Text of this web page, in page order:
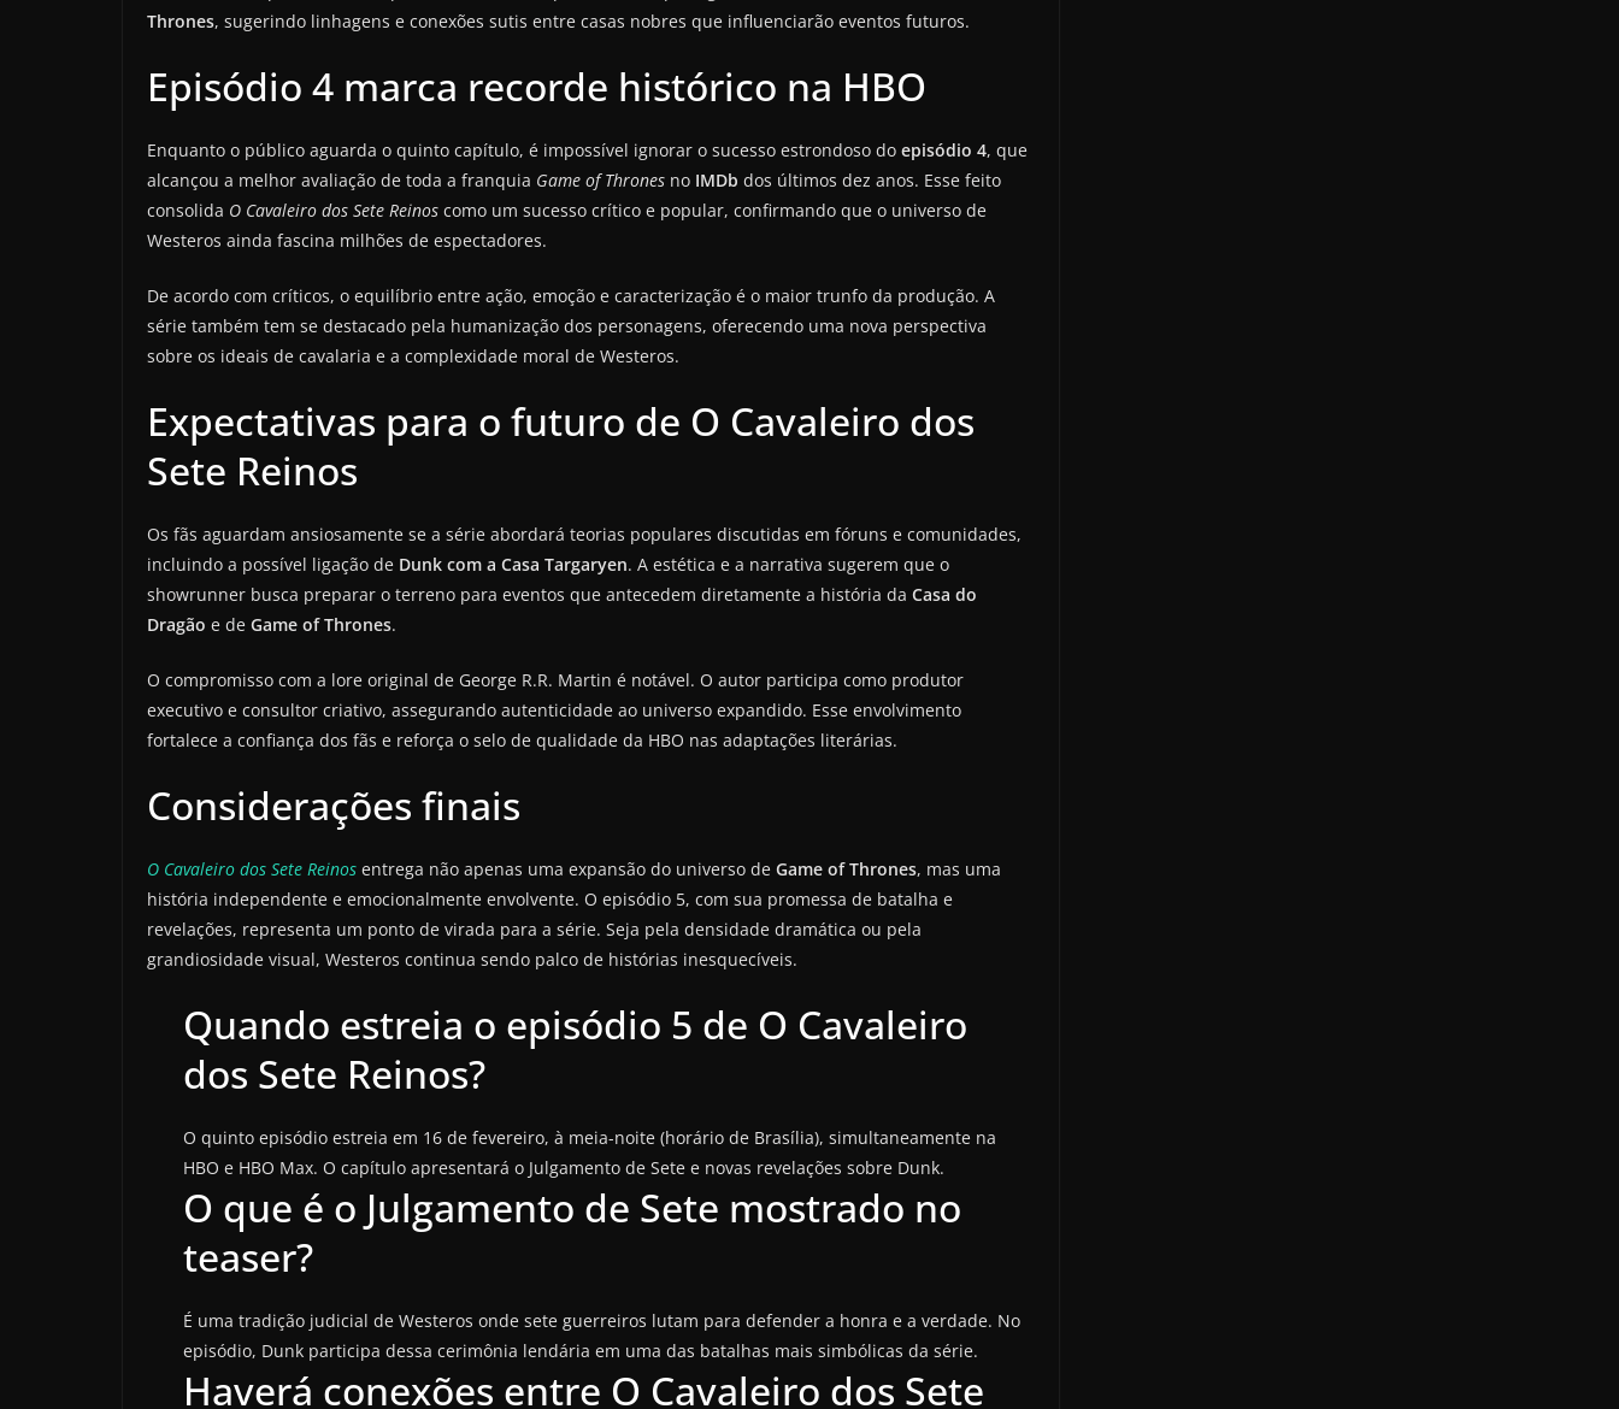
Thrones, sugerindo linhagens e conexões sutis entre casas nobres que influenciarão eventos futuros.
Episódio 4 marca recorde histórico na HBO
Enquanto o público aguarda o quinto capítulo, é impossível ignorar o sucesso estrondoso do episódio 4, que
alcançou a melhor avaliação de toda a franquia Game of Thrones no IMDb dos últimos dez anos. Esse feito
consolida O Cavaleiro dos Sete Reinos como um sucesso crítico e popular, confirmando que o universo de
Westeros ainda fascina milhões de espectadores.
De acordo com críticos, o equilíbrio entre ação, emoção e caracterização é o maior trunfo da produção. A
série também tem se destacado pela humanização dos personagens, oferecendo uma nova perspectiva
sobre os ideais de cavalaria e a complexidade moral de Westeros.
Expectativas para o futuro de O Cavaleiro dos
Sete Reinos
Os fãs aguardam ansiosamente se a série abordará teorias populares discutidas em fóruns e comunidades,
incluindo a possível ligação de Dunk com a Casa Targaryen. A estética e a narrativa sugerem que o
showrunner busca preparar o terreno para eventos que antecedem diretamente a história da Casa do
Dragão e de Game of Thrones.
O compromisso com a lore original de George R.R. Martin é notável. O autor participa como produtor
executivo e consultor criativo, assegurando autenticidade ao universo expandido. Esse envolvimento
fortalece a confiança dos fãs e reforça o selo de qualidade da HBO nas adaptações literárias.
Considerações finais
O Cavaleiro dos Sete Reinos entrega não apenas uma expansão do universo de Game of Thrones, mas uma
história independente e emocionalmente envolvente. O episódio 5, com sua promessa de batalha e
revelações, representa um ponto de virada para a série. Seja pela densidade dramática ou pela
grandiosidade visual, Westeros continua sendo palco de histórias inesquecíveis.
Quando estreia o episódio 5 de O Cavaleiro
dos Sete Reinos?
O quinto episódio estreia em 16 de fevereiro, à meia-noite (horário de Brasília), simultaneamente na
HBO e HBO Max. O capítulo apresentará o Julgamento de Sete e novas revelações sobre Dunk.
O que é o Julgamento de Sete mostrado no
teaser?
É uma tradição judicial de Westeros onde sete guerreiros lutam para defender a honra e a verdade. No
episódio, Dunk participa dessa cerimônia lendária em uma das batalhas mais simbólicas da série.
Haverá conexões entre O Cavaleiro dos Sete